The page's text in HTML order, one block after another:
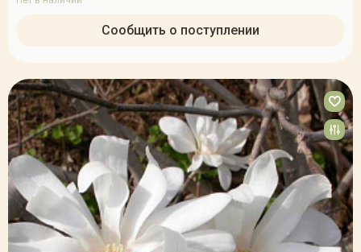
Сообщить о поступлении